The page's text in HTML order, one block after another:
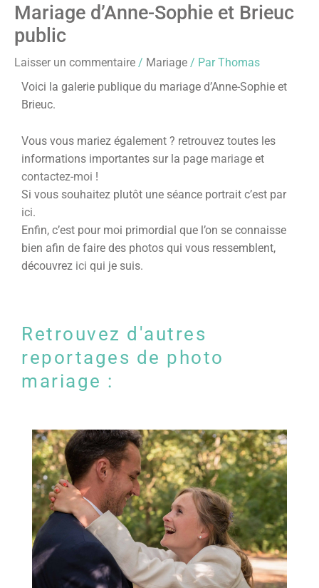
Mariage d’Anne-Sophie et Brieuc
public
Laisser un commentaire / Mariage / ParThomas
Voici la galerie publique du mariage d’Anne-Sophie et
Brieuc.
Vous vous mariez également ? retrouvez toutes les
informations importantes sur la page mariage et
contactez-moi !
Si vous souhaitez plutôt une séance portrait c’est par
ici.
Enfin, c’est pour moi primordial que l’on se connaisse
bien afin de faire des photos qui vous ressemblent,
découvrez ici qui je suis.
Retrouvez d'autres
reportages de photo
mariage :